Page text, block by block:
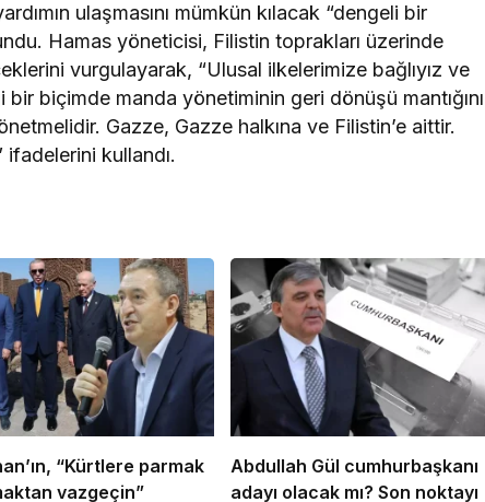
ulaşmasını mümkün kılacak “dengeli bir
Hamas yöneticisi, Filistin toprakları üzerinde
vurgulayarak, “Ulusal ilkelerimize bağlıyız ve
biçimde manda yönetiminin geri dönüşü mantığını
Gazze, Gazze halkına ve Filistin’e aittir.
kullandı.
“Kürtlere parmak
vazgeçin”
Abdullah Gül cumhurbaşkanı
adayı olacak mı? Son noktayı